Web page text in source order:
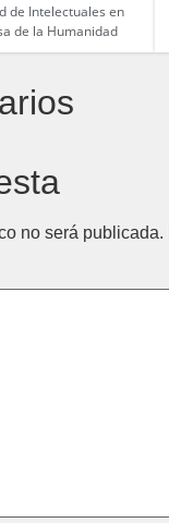
de Intelectuales en
de la Humanidad
no será publicada.